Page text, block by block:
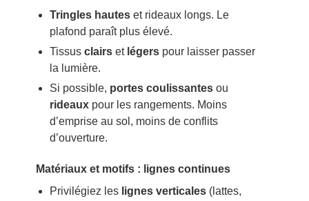
Tringles hauteset rideaux longs. Le
plafond paraît plus élevé.
Tissus clairset légerspour laisser passer
la lumière.
Si possible, portes coulissantesou
rideauxpour les rangements. Moins
d’emprise au sol, moins de conflits
d’ouverture.
Matériaux et motifs : lignes continues
Privilégiez les lignes verticales(lattes,